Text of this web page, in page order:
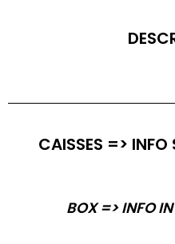
CAISSES => INFO
BOX => INFO